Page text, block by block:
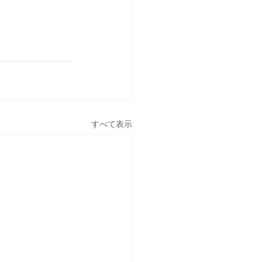
すべて表示